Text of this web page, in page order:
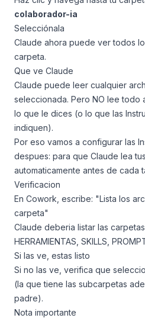
colaborador-ia
Selecciónala
Claude ahora puede ver todos
carpeta.
Que ve Claude
Claude puede leer cualquier
seleccionada. Pero NO lee todo
lo que le dices (o lo que las
indiquen).
Por eso vamos a configurar las
despues: para que Claude lea
automaticamente antes de cada
Verificacion
En Cowork, escribe: "Lista los
carpeta"
Claude deberia listar las carpetas:
HERRAMIENTAS, SKILLS,
Si las ve, estas listo
Si no las ve, verifica que
(la que tiene las subcarpetas
padre).
Nota importante